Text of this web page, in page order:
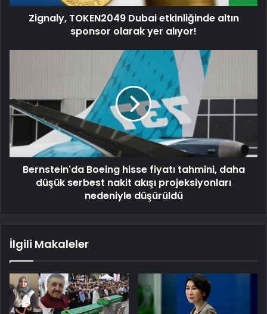
Zignaly, TOKEN2049 Dubai etkinliğinde altın
sponsor olarak yer alıyor!
Bernstein'da Boeing hisse fiyatı tahmini, daha
düşük serbest nakit akışı projeksiyonları
nedeniyle düşürüldü
İlgili Makaleler